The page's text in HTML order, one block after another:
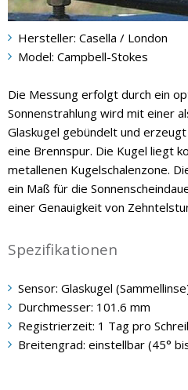
Hersteller: Casella / London
Model: Campbell-Stokes
Die Messung erfolgt durch ein
Sonnenstrahlung wird mit einer
Glaskugel gebündelt und
eine Brennspur. Die Kugel liegt
metallenen Kugelschalenzone.
ein Maß für die
einer Genauigkeit von
Spezifikationen
Sensor: Glaskugel
Durchmesser: 101.6 mm
Registrierzeit: 1 Tag pro
Breitengrad: einstellbar (45°